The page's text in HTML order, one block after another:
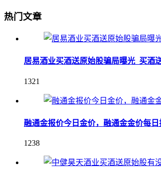
热门文章
居易酒业买酒送原始股骗局曝光_买酒
1321
融通金报价今日金价，融通金金价每日
1238